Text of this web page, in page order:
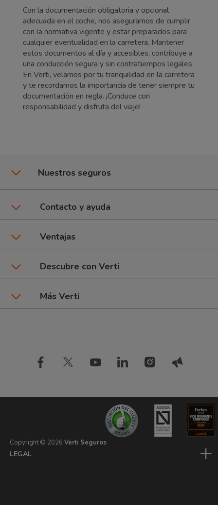
Con la documentación obligatoria y opcional
adecuada en el coche, nos aseguramos de cumplir
con la normativa vigente y estar preparados para
cualquier eventualidad en la carretera. Mantener
estos documentos al día y accesibles, contribuye a
una conducción segura y sin contratiempos legales.
En Verti, velamos por tu tranquilidad en la carretera
y te recordamos la importancia de tener siempre tu
documentación en regla. ¡Conduce con
responsabilidad y disfruta del viaje!
Nuestros seguros
Seguros de coche
Seguros de moto
6Ruedas: Coche + Moto
Seguros de Hogar
Contacto y ayuda
Asistencia y contacto
Dar un parte
Preguntas frecuentes
Ventajas
Promociones y beneficios
Tipos de pago
Descubre con Verti
Seguros por marca de coche
Diccionario de seguros
Más Verti
Opiniones Verti
Ahorra con Verti Driver
LEGAL
Copyright © 2026 Verti Seguros